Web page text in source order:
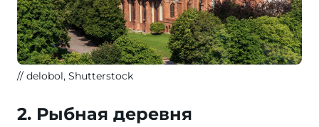
delobol, Shutterstock
2. Рыбная деревня